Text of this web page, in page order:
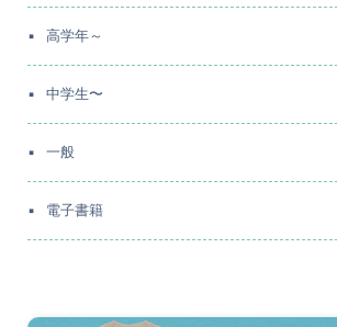
高学年～
中学生〜
一般
電子書籍